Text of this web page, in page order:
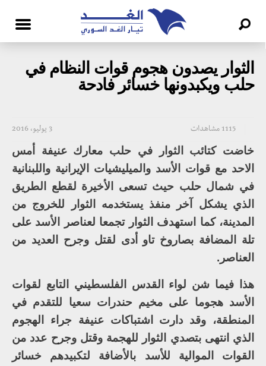
الثوار يصدون هجوم قوات النظام في
حلب ويكبدونها خسائر فادحة
3 يوليو، 2016 1115 مشاهدات
خاضت كتائب الثوار في حلب معارك عنيفة أمس
الاحد مع قوات الأسد والميليشيات الإيرانية واللبنانية
في شمال حلب حيث تسعى الأخيرة لقطع الطريق
الذي يشكل آخر منفذ يستخدمه الثوار للخروج من
المدينة، كما استهدف الثوار تجمعا لعناصر الأسد على
تلة المضافة بصاروخ تاو أدى لقتل وجرح العديد من
العناصر.
هذا فيما شن لواء القدس الفلسطيني التابع لقوات
الأسد هجوما على مخيم حندرات سعيا للتقدم في
المنطقة، وقد دارت اشتباكات عنيفة جراء الهجوم
الذي انتهى بتصدي الثوار للهجمة وقتل وجرح عدد من
القوات الموالية للأسد بالأضافة لتكبيدهم خسائر